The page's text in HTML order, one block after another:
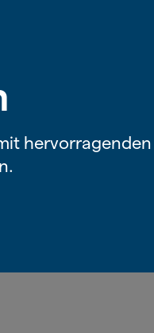
hervorragenden